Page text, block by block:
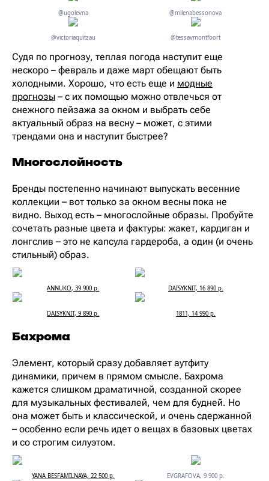
@ugolevna @milenabessonova
@victoriaquitzau @tessavmontfoort
Судя по прогнозу, теплая погода наступит еще
нескоро – февраль и даже март обещают быть
холодными. Хорошо, что есть еще и модные
прогнозы – с их помощью можно отвлечься от
снежного пейзажа за окном и выбрать себе
актуальный образ на весну – может, с этими
трендами она и наступит быстрее?
Многослойность
Бренды постепенно начинают выпускать весенние
коллекции – вот только за окном весны пока не
видно. Выход есть – многослойные образы. Пробуйте
сочетать разные цвета и фактуры: жакет, кардиган и
лонгслив – это не капсула гардероба, а один (и очень
стильный) образ.
ANNUKO, 39 900 р. DAISYKNIT, 16 890 р.
DAISYKNIT, 9 890 р. 1811, 14 990 р.
Бахрома
Элемент, который сразу добавляет аутфиту
динамики, причем в прямом смысле. Бахрома
кажется слишком драматичной, созданной скорее
для музыкальных фестивалей, чем для будней. Но
она может быть и классической, и очень сдержанной
– особенно если речь идет о вещах в базовых цветах
и со строгим силуэтом.
YANA BESFAMILNAYA, 22 500 р. EVGRAFOVA, 9 900 р.